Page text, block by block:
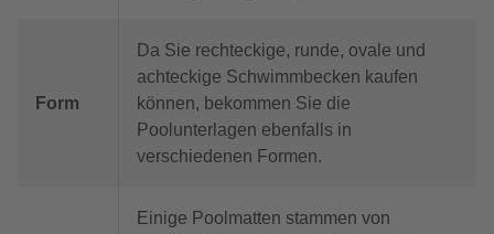
Form
Da Sie rechteckige, runde, ovale und
achteckige Schwimmbecken kaufen
können, bekommen Sie die
Poolunterlagen ebenfalls in
verschiedenen Formen.
Einige Poolmatten stammen von